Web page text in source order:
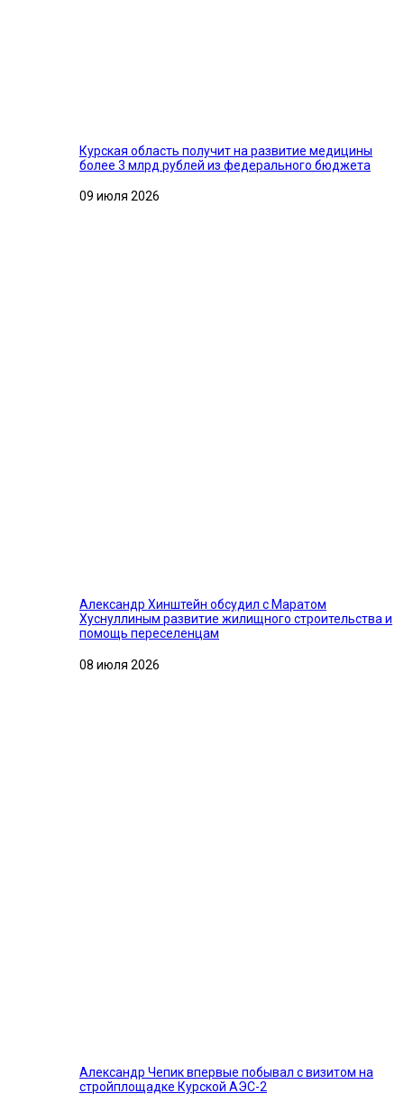
Курская область получит на развитие медицины
более 3 млрд рублей из федерального бюджета
09 июля 2026
Александр Хинштейн обсудил с Маратом
Хуснуллиным развитие жилищного строительства и
помощь переселенцам
08 июля 2026
Александр Чепик впервые побывал с визитом на
стройплощадке Курской АЭС-2